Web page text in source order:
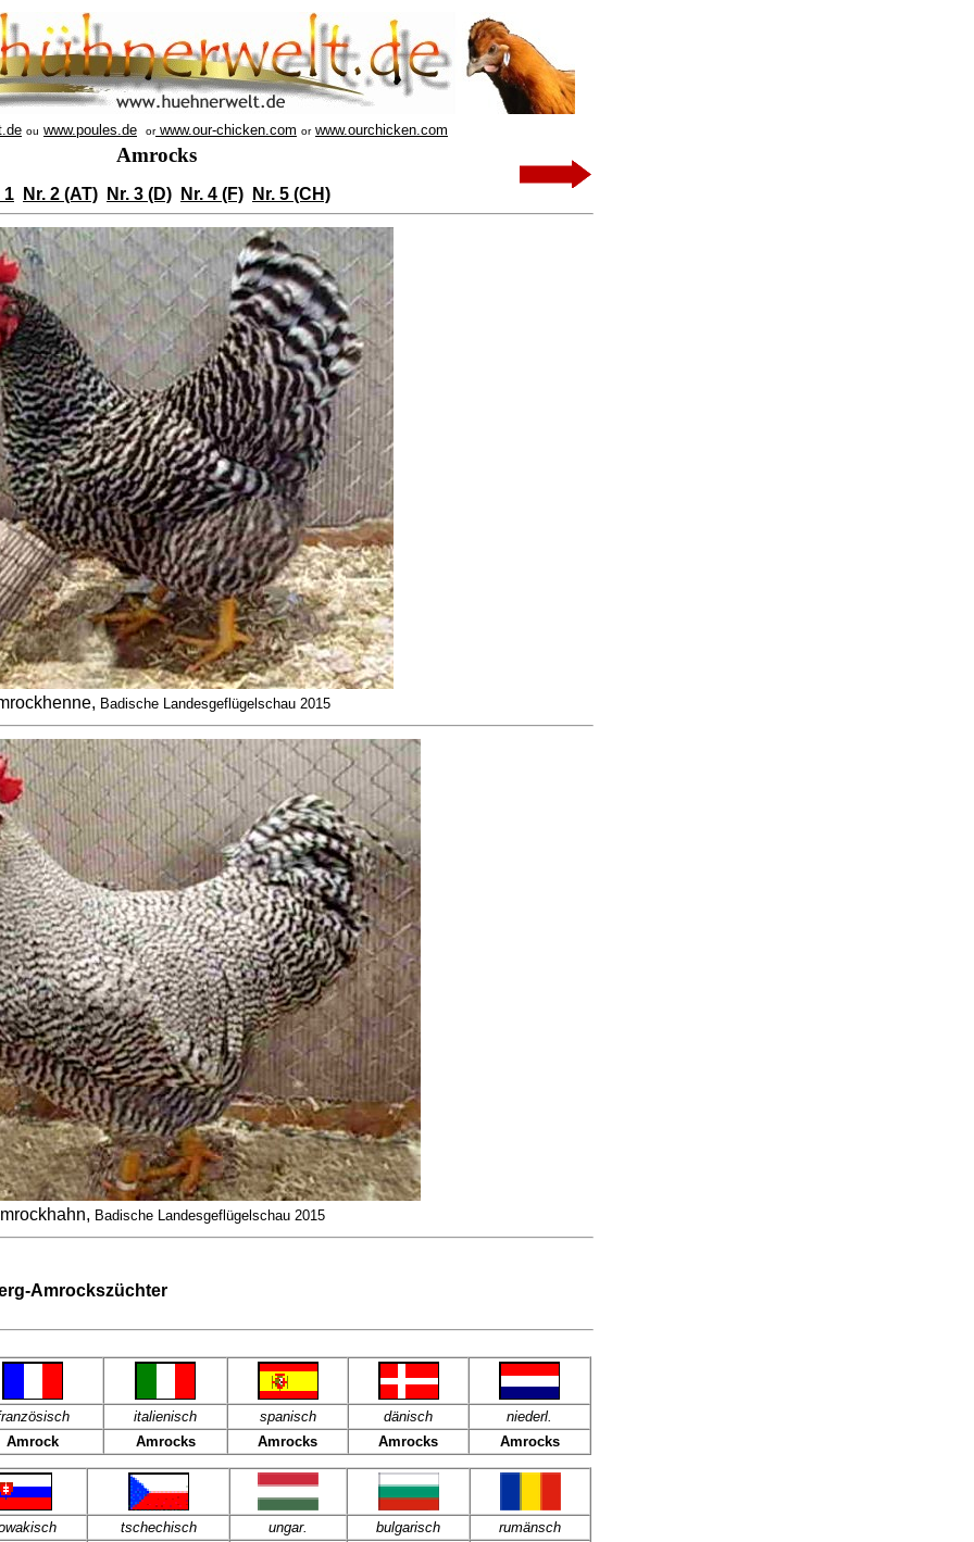
ou www.poules.de orwww.our-chicken.com or www.ourchicken.com
Amrocks
1 Nr. 2 (AT) Nr. 3 (D) Nr. 4 (F) Nr. 5 (CH)
Badische Landesgeflügelschau 2015
Badische Landesgeflügelschau 2015
Amrockszüchter
italienisch spanisch dänisch
niederl.
Amrock
Amrocks Amrocks Amrocks Amrocks
tschechisch ungar. bulgarisch
rumänsch